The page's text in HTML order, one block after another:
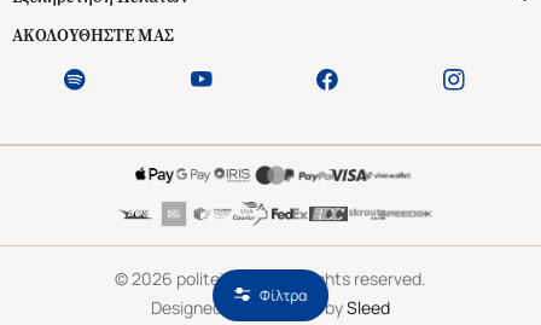
Φίλτρα
ΑΚΟΛΟΥΘΗΣΤΕ ΜΑΣ
© 2026 politeianet.gr All rights reserved.
Designed & Developed bySleed